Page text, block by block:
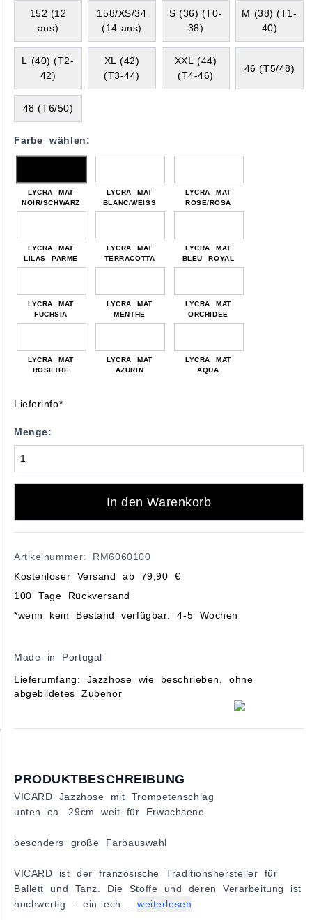
152 (12
ans)
158/XS/34
(14 ans)
S (36) (T0-
38)
M (38) (T1-
40)
L (40) (T2-
42)
XL (42)
(T3-44)
XXL (44)
(T4-46)
46 (T5/48)
48 (T6/50)
Farbe wählen:
LYCRA MAT
NOIR/SCHWARZ
LYCRA MAT
BLANC/WEISS
LYCRA MAT
ROSE/ROSA
LYCRA MAT
LILAS PARME
LYCRA MAT
TERRACOTTA
LYCRA MAT
BLEU ROYAL
LYCRA MAT
FUCHSIA
LYCRA MAT
MENTHE
LYCRA MAT
ORCHIDEE
LYCRA MAT
ROSETHE
LYCRA MAT
AZURIN
LYCRA MAT
AQUA
Lieferinfo*
Menge:
In den Warenkorb
Artikelnummer: RM6060100
Kostenloser Versand ab 79,90 €
100 Tage Rückversand
*wenn kein Bestand verfügbar: 4-5 Wochen
Made in Portugal
Lieferumfang: Jazzhose wie beschrieben, ohne
abgebildetes Zubehör
PRODUKTBESCHREIBUNG
VICARD Jazzhose mit Trompetenschlag
unten ca. 29cm weit für Erwachsene
besonders große Farbauswahl
VICARD ist der französische Traditionshersteller für
Ballett und Tanz. Die Stoffe und deren Verarbeitung ist
hochwertig - ein ech...weiterlesen